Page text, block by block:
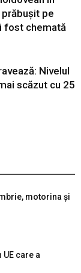
pe
fost chemată
Nivelul
scăzut cu 25
motorina și
care a